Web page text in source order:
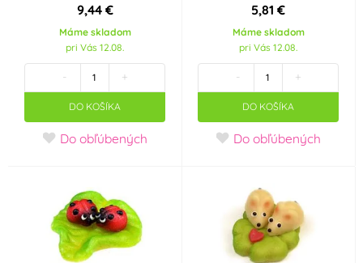
9,44 €
Máme skladom
pri Vás 12.08.
- +
DO KOŠÍKA
Do obľúbených
5,81 €
Máme skladom
pri Vás 12.08.
- +
DO KOŠÍKA
Do obľúbených